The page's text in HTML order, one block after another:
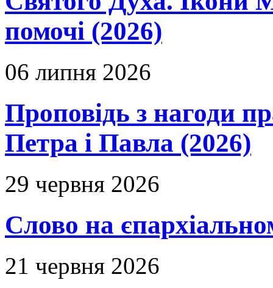
помочі (2026)
06 липня 2026
Проповідь з нагоди
Петра і Павла (2026)
29 червня 2026
Слово на
21 червня 2026